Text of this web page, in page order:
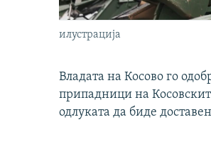
илустрација
Владата на Косово го
припадници на
одлуката да биде